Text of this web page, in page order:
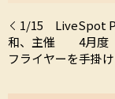
1/15 LiveSpot
和、主催 4月度
フライヤーを手掛